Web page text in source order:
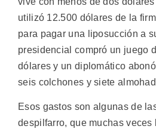
utilizó 12.500 dólares de la
para pagar una liposucción a
presidencial compró un juego
dólares y un diplomático
seis colchones y siete
Esos gastos son algunas de
despilfarro, que muchas veces